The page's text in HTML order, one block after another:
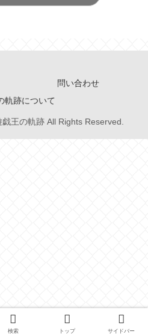
問い合わせ
軌跡について
王の軌跡 All Rights Reserved.
検索 トップ サイドバー